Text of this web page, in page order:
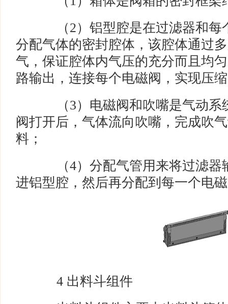
（2）铝型腔是在过滤器和每
分配气体的密封腔体，该腔体通过
气，保证腔体内气压的充分而且均
路输出，连接每个电磁阀，实现压
（3）电磁阀和吹嘴是气动系
阀打开后，气体流向吹嘴，完成吹
料；
（4）分配气管用来将过滤器
进铝型腔，然后再分配到每一个电
4 出料斗组件